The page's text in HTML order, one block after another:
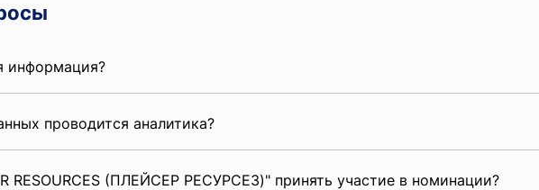
информация?
проводится аналитика?
RESOURCES (ПЛЕЙСЕР РЕСУРСЕЗ)" принять участие в номинации?